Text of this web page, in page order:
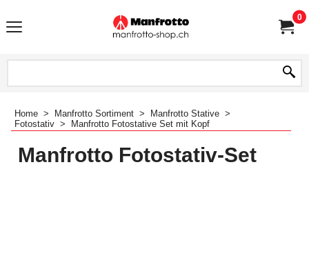
0
Home > Manfrotto Sortiment > Manfrotto Stative >
Fotostativ > Manfrotto Fotostative Set mit Kopf
Manfrotto Fotostativ-Set